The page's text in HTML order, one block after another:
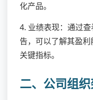
化产品。
4. 业绩表现：通过
告，可以了解其盈
关键指标。
二、公司组